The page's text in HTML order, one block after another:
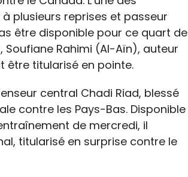
plusieurs reprises et passeur
être disponible pour ce quart de
Rahimi (Al-Aïn), auteur
être titularisé en pointe.
central Chadi Riad, blessé
contre les Pays-Bas. Disponible
de mercredi, il
titularisé en surprise contre le